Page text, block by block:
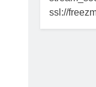
ssl://